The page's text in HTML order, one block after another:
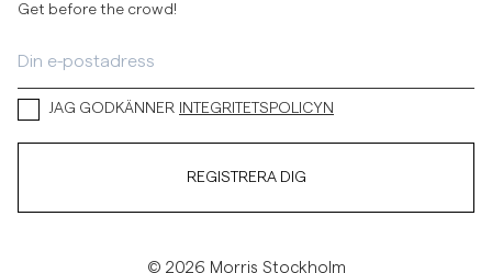
Get before the crowd!
JAG GODKÄNNER INTEGRITETSPOLICYN
REGISTRERA DIG
© 2026 Morris Stockholm